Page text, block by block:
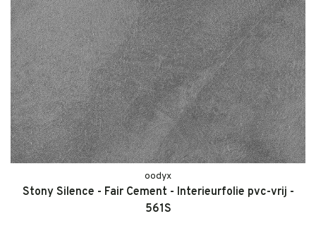
oodyx
Stony Silence - Fair Cement - Interieurfolie pvc-vrij -
561S